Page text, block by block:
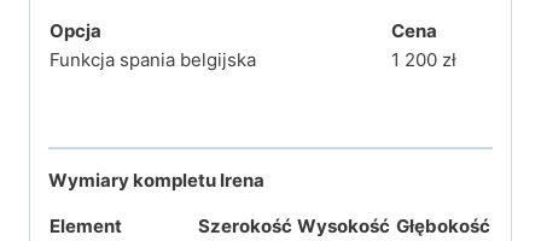
Opcja
Cena
Funkcja spania belgijska
1 200 zł
Wymiary kompletu Irena
Element
Szerokość Wysokość Głębokość